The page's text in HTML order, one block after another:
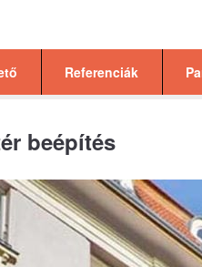
Referenciák
beépítés